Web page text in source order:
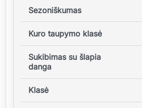
Sezoniškumas
Kuro taupymo klasė
Sukibimas su šlapia
danga
Klasė